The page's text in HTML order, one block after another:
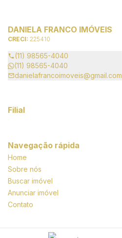
DANIELA FRANCO IMÓVEIS
CRECI: 225410
(11) 98565-4040
(11) 98565-4040
danielafrancoimoveis@gmail.com
Filial
Navegação rápida
Home
Sobre nós
Buscar imóvel
Anunciar imóvel
Contato